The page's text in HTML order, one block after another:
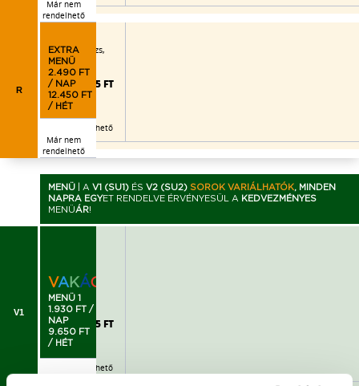
Már nem
rendelhető
R
EXTRA
MENÜ
2.490 FT
/ NAP
12.450 FT
/ HÉT
Már nem
rendelhető
kukoricás jázmin rizs,
2.995 FT
Már nem rendelhető
MENÜ A V1 (SU1) ÉS V2 (SU2) SOROK VARIÁLHATÓK, MINDEN
NAPRA EGYET RENDELVE ÉRVÉNYESÜL A KEDVEZMÉNYES
MENÜÁR!
V1
VAKÁC
MENÜ 1
1.930 FT /
NAP
9.650 FT
/ HÉT
2.205 FT
Már nem rendelhető